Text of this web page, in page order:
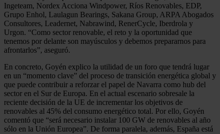
Ingeteam, Nordex Acciona Windpower, Ríos Renovables, EDP,
Grupo Enhol, Laulagun Bearings, Sakana Group, ARPA Abogados
Consultores, Leadernet, Nabrawind, RenerCycle, Iberdrola y
Urgon. “Como sector renovable, el reto y la oportunidad que
tenemos por delante son mayúsculos y debemos prepararnos para
afrontarlos”, aseguró.
En concreto, Goyén explico la utilidad de un foro que tendrá lugar
en un “momento clave” del proceso de transición energética global y
que puede contribuir a reforzar el papel de Navarra como hub del
sector en el Sur de Europa. En el actual escenario sobresale la
reciente decisión de la UE de incrementar los objetivos de
renovables al 45% del consumo energético total. Por ello, Goyén
comentó que “será necesario instalar 100 GW de renovables al año
sólo en la Unión Europea”. De forma paralela, además, España está